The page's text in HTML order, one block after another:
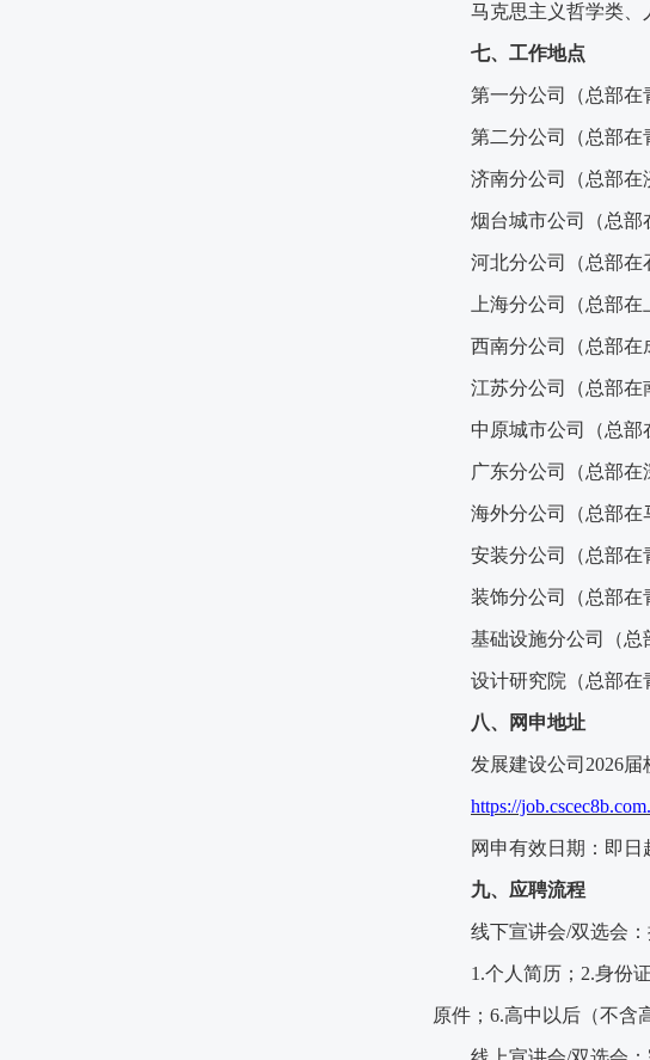
马克思主义哲学类、
七、工作地点
第一分公司（总部在
第二分公司（总部在
济南分公司（总部在
烟台城市公司 （总部
河北分公司（总部在
上海分公司（总部在
西南分公司（总部在
江苏分公司（总部在
中原城市公司 （总部
广东分公司（总部在
海外分公司（总部在
安装分公司（总部在
装饰分公司（总部在
基础设施分公司（总
设计研究院（总部在
八、网申地址
发展建设公司 2026
https://
网申有效日期：即日
九、应聘流程
线下宣讲会/双选会
1.个人简历；2.身份
原件 ； 6.高中以后（不含